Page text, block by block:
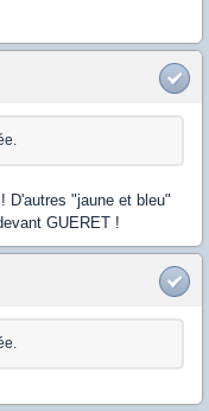
D'autres "jaune et bleu"
GUERET !